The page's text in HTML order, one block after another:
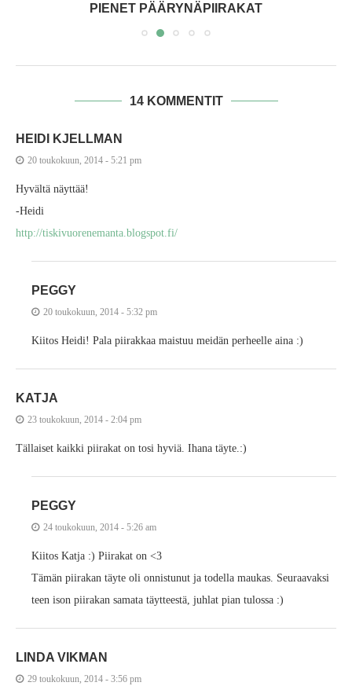
PIENET PÄÄRYNÄPIIRAKAT
14 KOMMENTIT
HEIDI KJELLMAN
20 toukokuun, 2014 - 5:21 pm
Hyvältä näyttää!
-Heidi
http://tiskivuorenemanta.blogspot.fi/
PEGGY
20 toukokuun, 2014 - 5:32 pm
Kiitos Heidi! Pala piirakkaa maistuu meidän perheelle aina :)
KATJA
23 toukokuun, 2014 - 2:04 pm
Tällaiset kaikki piirakat on tosi hyviä. Ihana täyte.:)
PEGGY
24 toukokuun, 2014 - 5:26 am
Kiitos Katja :) Piirakat on <3
Tämän piirakan täyte oli onnistunut ja todella maukas. Seuraavaksi
teen ison piirakan samata täytteestä, juhlat pian tulossa :)
LINDA VIKMAN
29 toukokuun, 2014 - 3:56 pm